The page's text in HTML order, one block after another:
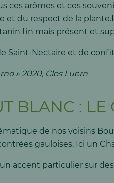
ces arômes et ces
et du respect de la
fin mais présent et
Saint-Nectaire et de
» 2020, Clos Luern
BLANC :
de nos voisins
gauloises. Ici un
accent particulier sur